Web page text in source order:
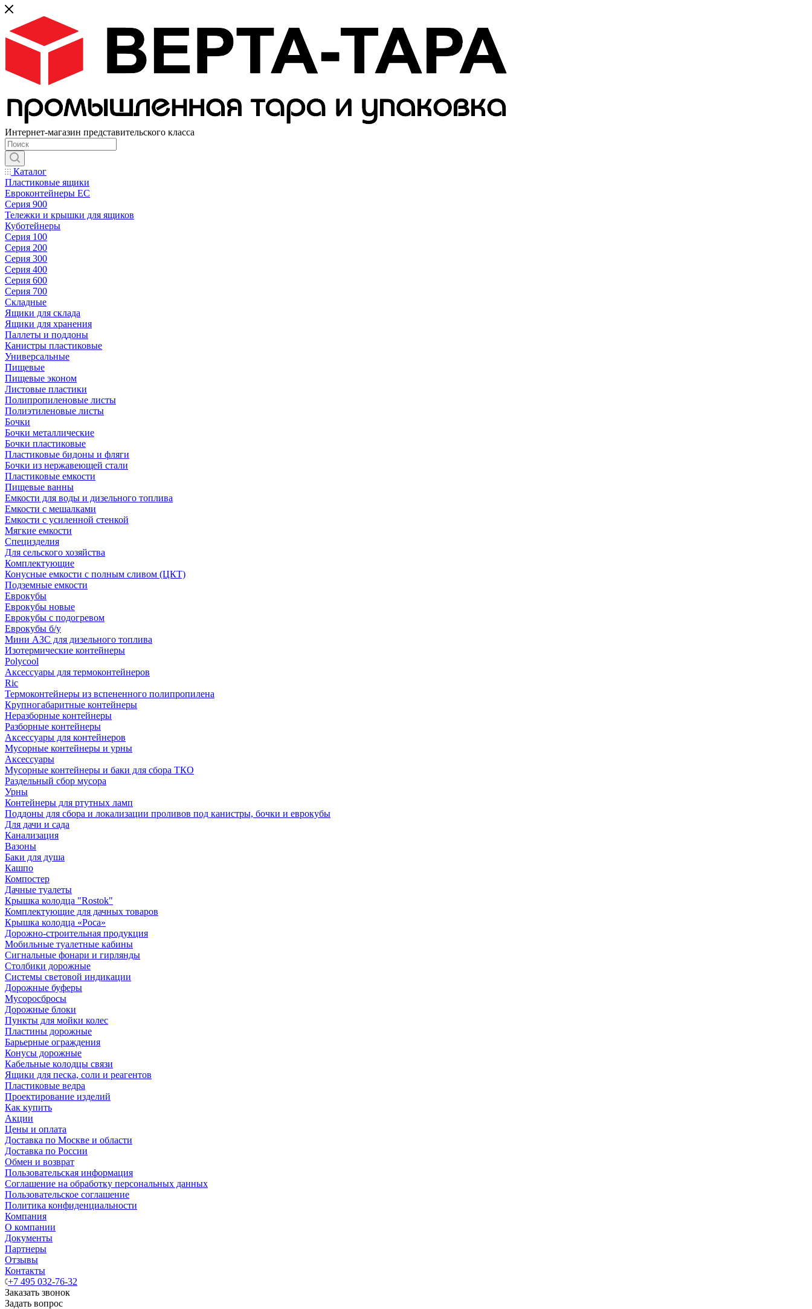
Интернет-магазин представительского класса
Каталог
Пластиковые ящики
Евроконтейнеры ЕС
Серия 900
Тележки и крышки для ящиков
Куботейнеры
Серия 100
Серия 200
Серия 300
Серия 400
Серия 600
Серия 700
Складные
Ящики для склада
Ящики для хранения
Паллеты и поддоны
Канистры пластиковые
Универсальные
Пищевые
Пищевые эконом
Листовые пластики
Полипропиленовые листы
Полиэтиленовые листы
Бочки
Бочки металлические
Бочки пластиковые
Пластиковые бидоны и фляги
Бочки из нержавеющей стали
Пластиковые емкости
Пищевые ванны
Емкости для воды и дизельного топлива
Емкости с мешалками
Емкости с усиленной стенкой
Мягкие емкости
Специзделия
Для сельского хозяйства
Комплектующие
Конусные емкости с полным сливом (ЦКТ)
Подземные емкости
Еврокубы
Еврокубы новые
Еврокубы с подогревом
Еврокубы б/у
Мини АЗС для дизельного топлива
Изотермические контейнеры
Polycool
Аксессуары для термоконтейнеров
Ric
Термоконтейнеры из вспененного полипропилена
Крупногабаритные контейнеры
Неразборные контейнеры
Разборные контейнеры
Аксессуары для контейнеров
Мусорные контейнеры и урны
Аксессуары
Мусорные контейнеры и баки для сбора ТКО
Раздельный сбор мусора
Урны
Контейнеры для ртутных ламп
Поддоны для сбора и локализации проливов под канистры, бочки и еврокубы
Для дачи и сада
Канализация
Вазоны
Баки для душа
Кашпо
Компостер
Дачные туалеты
Крышка колодца "Rostok"
Комплектующие для дачных товаров
Крышка колодца «Роса»
Дорожно-строительная продукция
Мобильные туалетные кабины
Сигнальные фонари и гирлянды
Столбики дорожные
Системы световой индикации
Дорожные буферы
Мусоросбросы
Дорожные блоки
Пункты для мойки колес
Пластины дорожные
Барьерные ограждения
Конусы дорожные
Кабельные колодцы связи
Ящики для песка, соли и реагентов
Пластиковые ведра
Проектирование изделий
Как купить
Акции
Цены и оплата
Доставка по Москве и области
Доставка по России
Обмен и возврат
Пользовательская информация
Соглашение на обработку персональных данных
Пользовательское соглашение
Политика конфиденциальности
Компания
О компании
Документы
Партнеры
Отзывы
Контакты
+7 495 032-76-32
Заказать звонок
Задать вопрос